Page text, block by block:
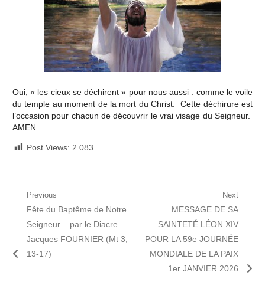
Oui, « les cieux se déchirent » pour nous aussi : comme le voile
du temple au moment de la mort du Christ. Cette déchirure est
l’occasion pour chacun de découvrir le vrai visage du Seigneur.
AMEN
Post Views: 2 083
Navigation
l’article
Previous
Previous
post:
Fête du Baptême de Notre
Seigneur – par le Diacre
Jacques FOURNIER (Mt 3,
13-17)
Next
Next
post:
MESSAGE DE SA
SAINTETÉ LÉON XIV
POUR LA 59e JOURNÉE
MONDIALE DE LA PAIX
1er JANVIER 2026